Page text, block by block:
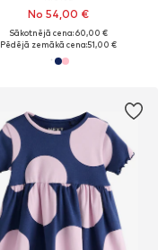
No 54,00 €
Sākotnējā cena: 60,00 €
Pēdējā zemākā cena:51,00 €